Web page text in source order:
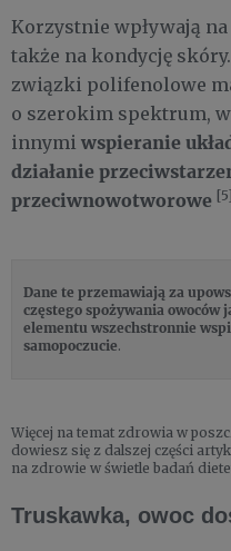
Korzystnie wpływają na
także na kondycję
związki polifenolowe
o szerokim spektrum,
innymi wspieranie
działanie
przeciwnowotworowe [5]
Dane te przemawiają za
częstego spożywania
elementu wszechstronnie
samopoczucie.
Więcej na temat zdrowia w
dowiesz się z dalszej części
na zdrowie w świetle badań
Truskawka, owoc